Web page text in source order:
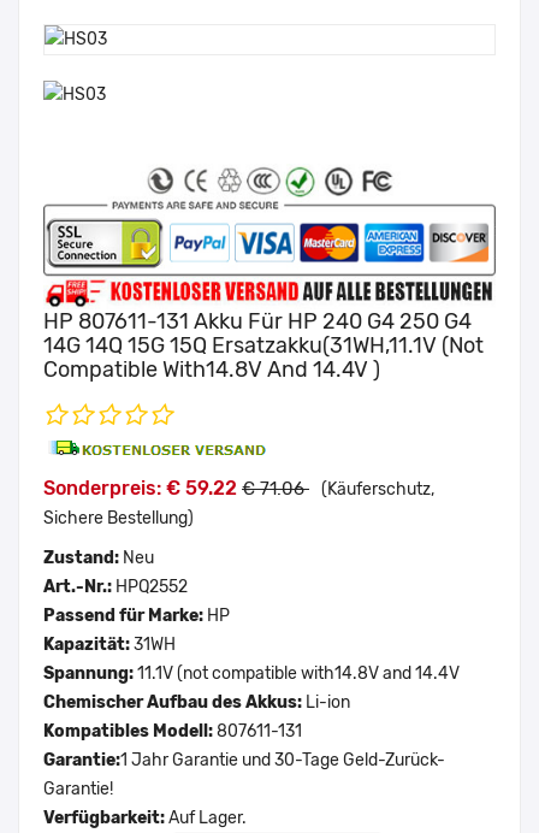
HP 807611-131 Akku Für HP 240 G4 250 G4
14G 14Q 15G 15Q Ersatzakku(31WH,11.1V (not
Compatible With14.8V And 14.4V )
Sonderpreis: € 59.22 € 71.06 (Käuferschutz,
Sichere Bestellung)
Zustand: Neu
Art.-Nr.: HPQ2552
Passend für Marke: HP
Kapazität:31WH
Spannung:11.1V (not compatible with14.8V and 14.4V
Chemischer Aufbau des Akkus: Li-ion
Kompatibles Modell:807611-131
Garantie:1 Jahr Garantie und 30-Tage Geld-Zurück-
Garantie!
Verfügbarkeit:Auf Lager.